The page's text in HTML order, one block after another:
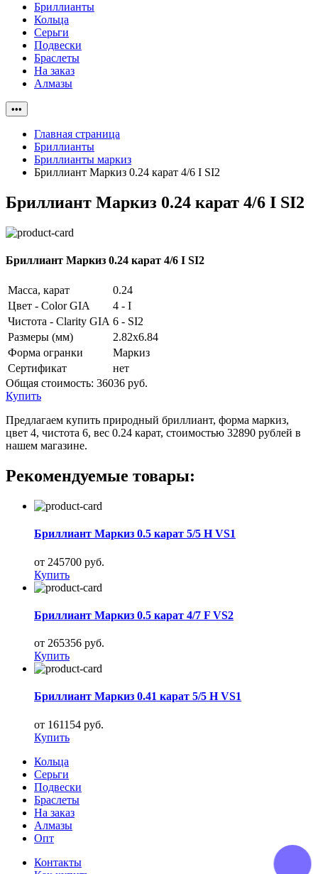
Бриллианты
Кольца
Серьги
Подвески
Браслеты
На заказ
Алмазы
•••
Главная страница
Бриллианты
Бриллианты маркиз
Бриллиант Маркиз 0.24 карат 4/6 I SI2
Бриллиант Маркиз 0.24 карат 4/6 I SI2
Бриллиант Маркиз 0.24 карат 4/6 I SI2
Масса, карат
0.24
Цвет - Color GIA
4 - I
Чистота - Clarity GIA 6 - SI2
Размеры (мм)
2.82x6.84
Форма огранки
Маркиз
Сертификат
нет
Общая стоимость: 36036 руб.
Купить
Предлагаем купить природный бриллиант, форма маркиз,
цвет 4, чистота 6, вес 0.24 карат, стоимостью 32890 рублей в
нашем магазине.
Рекомендуемые товары:
Бриллиант Маркиз 0.5 карат 5/5 H VS1
от 245700 руб.
Купить
Бриллиант Маркиз 0.5 карат 4/7 F VS2
от 265356 руб.
Купить
Бриллиант Маркиз 0.41 карат 5/5 H VS1
от 161154 руб.
Купить
Кольца
Серьги
Подвески
Браслеты
На заказ
Алмазы
Опт
Контакты